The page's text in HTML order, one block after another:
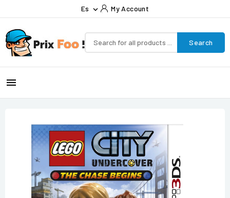
Es  My Account
Search
